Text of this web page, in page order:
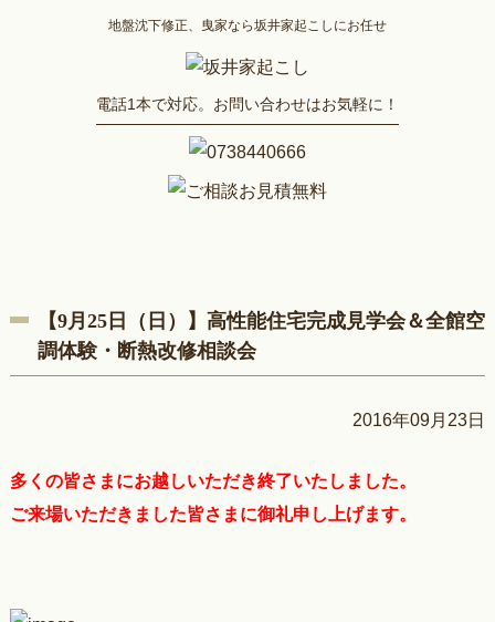
地盤沈下修正、曳家なら坂井家起こしにお任せ
電話1本で対応。お問い合わせはお気軽に！
【9月25日（日）】高性能住宅完成見学会＆全館空
調体験・断熱改修相談会
2016年09月23日
多くの皆さまにお越しいただき終了いたしました。
ご来場いただきました皆さまに御礼申し上げます。